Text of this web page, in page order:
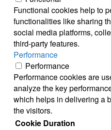
Functional cookies help to
functionalities like sharing
social media platforms,
third-party features.
Performance
Performance
Performance cookies are
analyze the key
which helps in delivering a
the visitors.
Cookie Duration